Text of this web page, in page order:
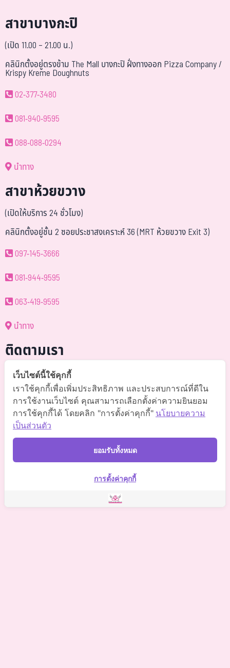
สาขาบางกะปิ
(เปิด 11.00 – 21.00 น.)
คลินิกตั้งอยู่ตรงข้าม The Mall บางกะปิ ฝั่งทางออก Pizza Company /
Krispy Kreme Doughnuts
02-377-3480
081-940-9595
088-088-0294
นำทาง
สาขาห้วยขวาง
(เปิดให้บริการ 24 ชั่วโมง)
คลินิกตั้งอยู่ชั้น 2 ซอยประชาสงเคราะห์ 36 (MRT ห้วยขวาง Exit 3)
097-145-3666
081-944-9595
063-419-9595
นำทาง
ติดตามเรา
@somchai-clinic (มี@)
Somchaiclinic คลินิกแพทย์สมชาย
Somchaiclinic
2021 Somchai Clinic. All Rights Reserved. Powered by
เว็บไซต์นี้ใช้คุกกี้
เราใช้คุกกี้เพื่อเพิ่มประสิทธิภาพ และประสบการณ์ที่ดีใน
การใช้งานเว็บไซต์ คุณสามารถเลือกตั้งค่าความยินยอม
การใช้คุกกี้ได้ โดยคลิก "การตั้งค่าคุกกี้" นโยบายความ
เป็นส่วนตัว
ยอมรับทั้งหมด
การตั้งค่าคุกกี้